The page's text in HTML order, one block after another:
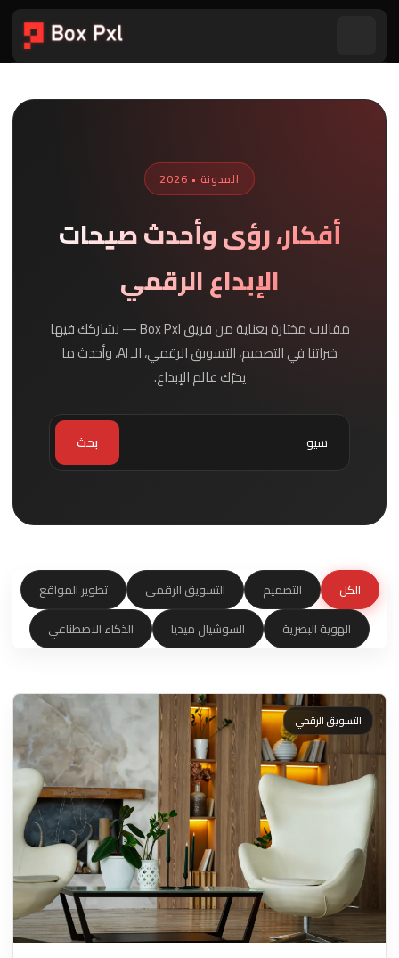
المدونة • 2026
أفكار، رؤى وأحدث صيحات
الإبداع الرقمي
مقالات مختارة بعناية من فريق Box Pxl — نشاركك فيها
خبراتنا في التصميم، التسويق الرقمي، الـ AI، وأحدث ما
يحرّك عالم الإبداع.
بحث
الكل التصميم التسويق الرقمي
تطوير المواقع
الهوية البصرية
السوشيال ميديا الذكاء الاصطناعي
التسويق الرقمي